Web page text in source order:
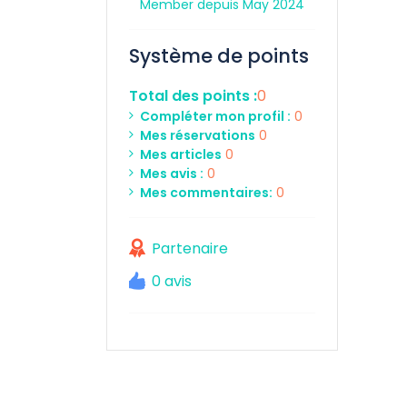
Member depuis May 2024
Système de points
Total des points :0
Compléter mon profil : 0
Mes réservations 0
Mes articles 0
Mes avis : 0
Mes commentaires: 0
Partenaire
0 avis